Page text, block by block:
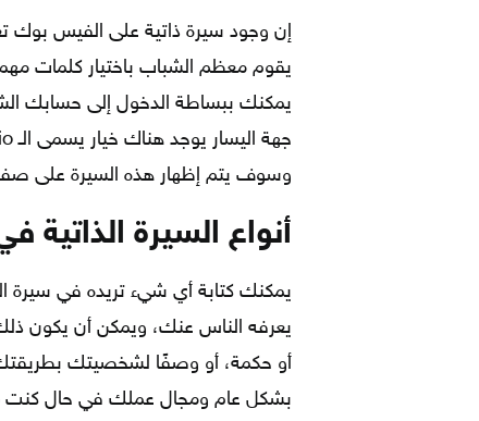
إن وجود سيرة ذاتية على الفيس بوك
يقوم معظم الشباب باختيار كلمات
يمكنك ببساطة الدخول إلى حسابك
وسوف يتم إظهار هذه السيرة على
أنواع السيرة
يمكنك كتابة أي شيء تريده في سيرة
يعرفه الناس عنك، ويمكن أن يكون
أو حكمة، أو وصفًا لشخصيتك
بشكل عام ومجال عملك في حال كنت